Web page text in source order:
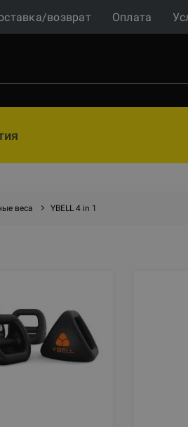
возврат Оплата
веса YBELL 4 in 1